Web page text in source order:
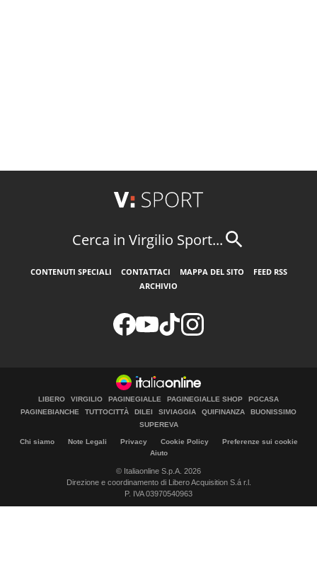
Cerca in Virgilio Sport...
CONTENUTI SPECIALI CONTATTACI MAPPA DEL SITO
FEED RSS
ARCHIVIO
LIBERO VIRGILIO PAGINEGIALLE PAGINEGIALLE SHOP
PGCASA
PAGINEBIANCHE
TUTTOCITTÀ DILEI SIVIAGGIA QUIFINANZA
BUONISSIMO
SUPEREVA
Chi siamo Note Legali Privacy Cookie Policy
Preferenze sui cookie
Aiuto
© Italiaonline S.p.A. 2026
Direzione e coordinamento di Libero Acquisition S.á r.l.
P. IVA 03970540963